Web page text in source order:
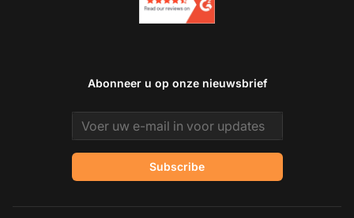
Abonneer u op onze nieuwsbrief
Email address
Subscribe